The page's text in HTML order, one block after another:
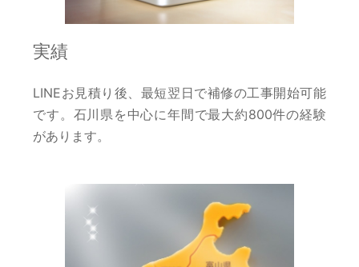
実績
LINEお見積り後、最短翌日で補修の工事開始可能
です。石川県を中心に年間で最大約800件の経験
があります。